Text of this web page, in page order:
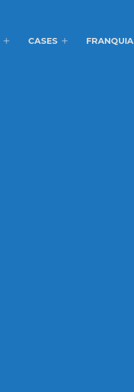
CASES FRANQUIA